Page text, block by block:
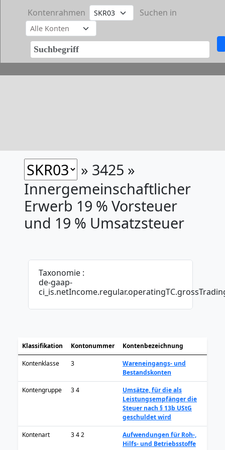
Kontenrahmen Suchen in
» 3425 »
Innergemeinschaftlicher
Erwerb 19 % Vorsteuer
und 19 % Umsatzsteuer
Taxonomie :
de-gaap-
Klassifikation Kontonummer Kontenbezeichnung
Kontenklasse 3
Wareneingangs- und
Bestandskonten
Kontengruppe 3 4
Umsätze, für die als
Leistungsempfänger die
Steuer nach § 13b UStG
geschuldet wird
Kontenart 3 4 2
Aufwendungen für Roh-,
Hilfs- und Betriebsstoffe